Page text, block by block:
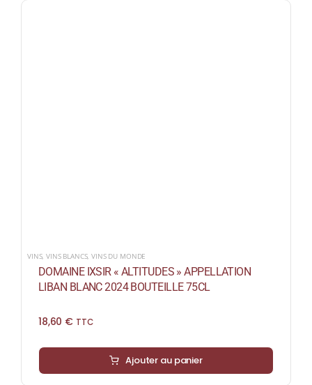
VINS,VINS BLANCS,VINS DU MONDE
DOMAINE IXSIR « ALTITUDES » APPELLATION
LIBAN BLANC 2024 BOUTEILLE 75CL
18,60 € TTC
Ajouter au panier